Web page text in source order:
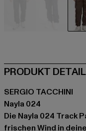
PRODUKT
SERGIO TACCHINI
Nayla 024
Die Nayla 024 Track
frischen Wind in